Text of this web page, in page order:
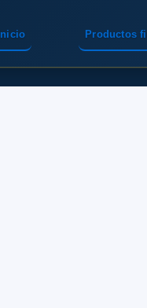
Inicio Productos